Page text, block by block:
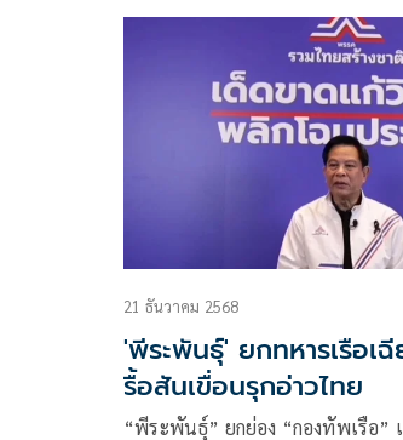
21 ธันวาคม 2568
'พีระพันธุ์' ยกทหารเรือเ
รื้อสันเขื่อนรุกอ่าวไทย
“พีระพันธุ์” ยกย่อง “กองทัพเรือ”